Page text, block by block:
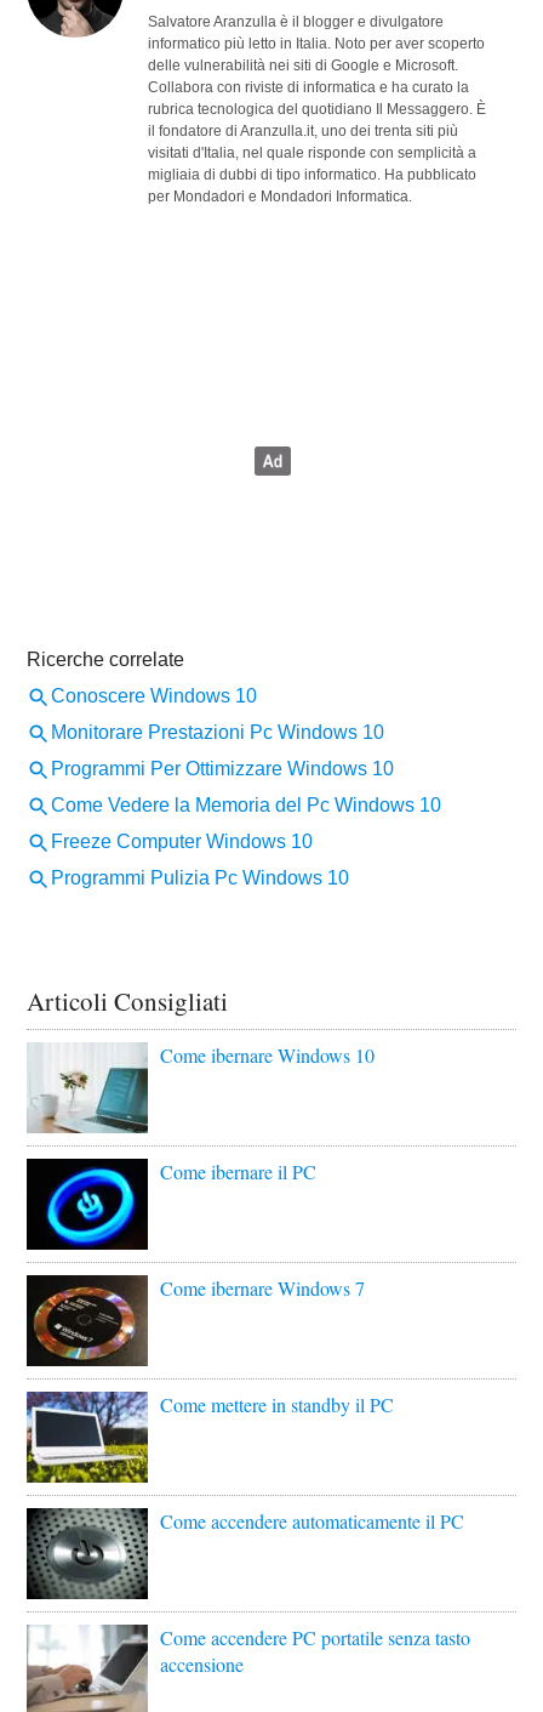
Salvatore Aranzulla è il blogger e divulgatore
informatico più letto in Italia. Noto per aver scoperto
delle vulnerabilità nei siti di Google e Microsoft.
Collabora con riviste di informatica e ha curato la
rubrica tecnologica del quotidiano Il Messaggero. È
il fondatore di Aranzulla.it, uno dei trenta siti più
visitati d'Italia, nel quale risponde con semplicità a
migliaia di dubbi di tipo informatico. Ha pubblicato
per Mondadori e Mondadori Informatica.
Articoli Consigliati
Come ibernare Windows 10
Come ibernare il PC
Come ibernare Windows 7
Come mettere in standby il PC
Come accendere automaticamente il PC
Come accendere PC portatile senza tasto
accensione